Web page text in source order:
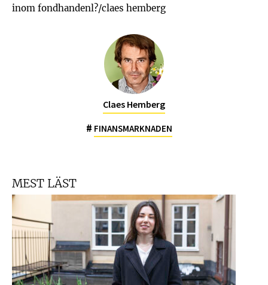
inom fondhandenl?/claes hemberg
Claes Hemberg
# FINANSMARKNADEN
MEST LÄST